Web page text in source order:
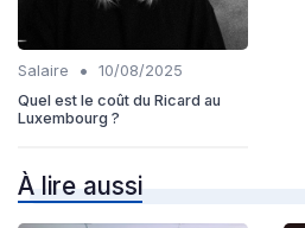
Salaire •
10/08/2025
Quel est le coût du Ricard au
Luxembourg ?
À lire aussi